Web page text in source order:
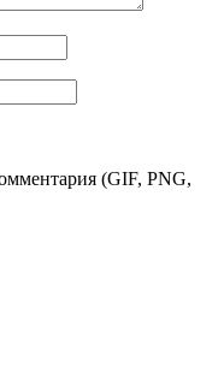
(GIF, PNG,